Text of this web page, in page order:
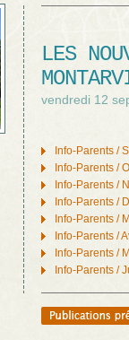
LES
vendredi 12
Info-Parents /
Info-Parents /
Info-Parents /
Info-Parents /
Info-Parents /
Info-Parents /
Info-Parents /
Info-Parents /